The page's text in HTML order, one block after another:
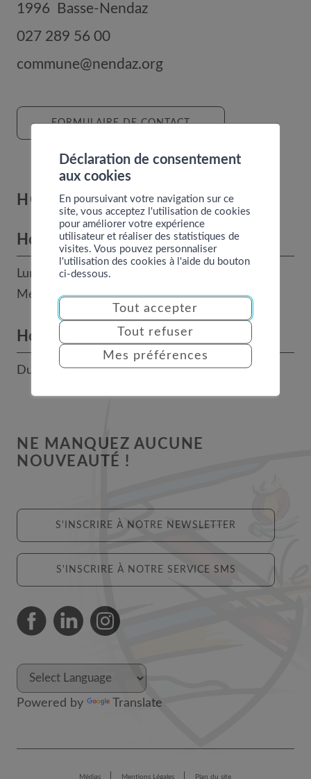
1996
Basse-Nendaz
027 289 56 00
commune@nendaz.org
FORMULAIRE DE CONTACT
HORAIRES
Horaires des bureaux
Lundi, mardi, jeudi et vendredi : 8h - 12h
Mercredi : 14h - 17h
Horaires téléphoniques
Du lundi au vendredi : 9h-12h / 14h-17h
NE MANQUEZ AUCUNE
NOUVEAUTÉ !
S'INSCRIRE À NOTRE NEWSLETTER
S'INSCRIRE À NOTRE SERVICE SMS
Powered by Translate
Médias Mentions Légales Plan du site
Déclaration de consentement
aux cookies
En poursuivant votre navigation sur ce
site, vous acceptez l'utilisation de cookies
pour améliorer votre expérience
utilisateur et réaliser des statistiques de
visites. Vous pouvez personnaliser
l'utilisation des cookies à l'aide du bouton
ci-dessous.
Tout accepter
Tout refuser
Mes préférences